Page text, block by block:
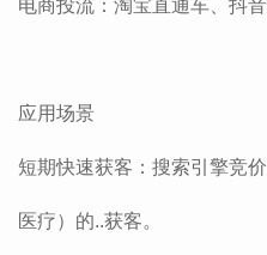
电商投流‌：淘宝直通车、抖
应用场景
短期快速获客‌：搜索引擎竞
医疗）的..获客。